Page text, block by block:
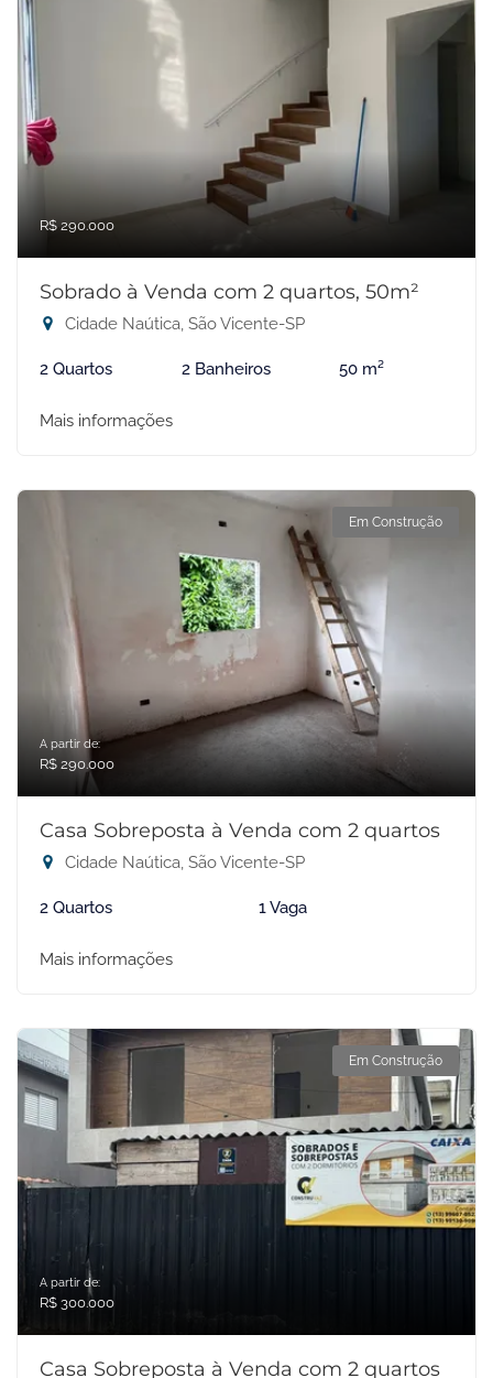
R$ 290.000
Sobrado à Venda com 2 quartos, 50m²
Cidade Naútica, São Vicente-SP
2 Quartos 2 Banheiros 50 m²
Mais informações
Em Construção
A partir de:
R$ 290.000
Casa Sobreposta à Venda com 2 quartos
Cidade Naútica, São Vicente-SP
2 Quartos 1 Vaga
Mais informações
Em Construção
A partir de:
R$ 300.000
Casa Sobreposta à Venda com 2 quartos